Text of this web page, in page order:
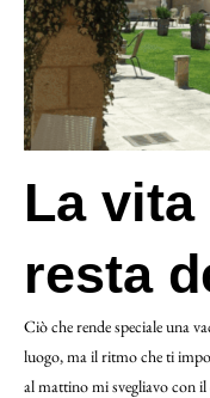
La
resta
Ciò che rende speciale una
luogo, ma il ritmo che ti
al mattino mi svegliavo con